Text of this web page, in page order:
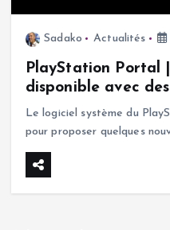
Sadako Actualités
PlayStation Portal
disponible avec
Le logiciel système du
pour proposer quelques